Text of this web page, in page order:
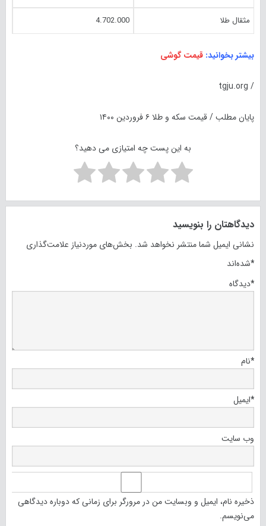
مثقال طلا 4.702.000
بیشتر بخوانید: قیمت گوشی
/ tgju.org
پایان مطلب / قیمت سکه و طلا ۶ فروردین ۱۴۰۰
به این پست چه امتیازی می دهید؟
دیدگاهتان را بنویسید
نشانی ایمیل شما منتشر نخواهد شد. بخش‌های موردنیاز علامت‌گذاری
شده‌اند*
دیدگاه*
نام*
ایمیل*
وب‌ سایت
ذخیره نام، ایمیل و وبسایت من در مرورگر برای زمانی که دوباره دیدگاهی
می‌نویسم.